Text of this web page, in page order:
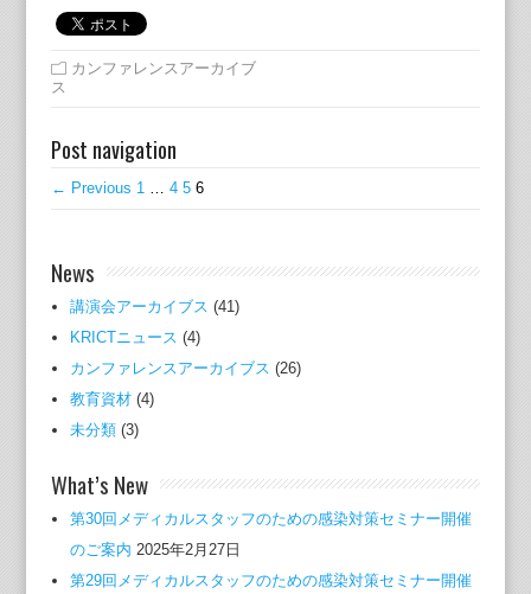
カンファレンスアーカイブ
ス
Post navigation
← Previous 1 4 5 6
News
講演会アーカイブス (41)
KRICTニュース (4)
カンファレンスアーカイブス (26)
教育資材(4)
未分類(3)
What’s New
第30回メディカルスタッフのための感染対策セミナー開催
のご案内 2025年2月27日
第29回メディカルスタッフのための感染対策セミナー開催